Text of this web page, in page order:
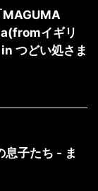
MAGUMA
イギリ
つどい処さま
息子たち - ま